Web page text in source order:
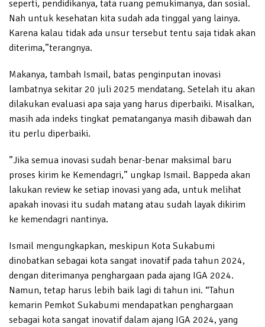
seperti, pendidikanya, tata ruang pemukimanya, dan sosial.
Nah untuk kesehatan kita sudah ada tinggal yang lainya.
Karena kalau tidak ada unsur tersebut tentu saja tidak akan
diterima,”terangnya.
Makanya, tambah Ismail, batas penginputan inovasi
lambatnya sekitar 20 juli 2025 mendatang. Setelah itu akan
dilakukan evaluasi apa saja yang harus diperbaiki. Misalkan,
masih ada indeks tingkat pematanganya masih dibawah dan
itu perlu diperbaiki.
”Jika semua inovasi sudah benar-benar maksimal baru
proses kirim ke Kemendagri,” ungkap Ismail. Bappeda akan
lakukan review ke setiap inovasi yang ada, untuk melihat
apakah inovasi itu sudah matang atau sudah layak dikirim
ke kemendagri nantinya.
Ismail mengungkapkan, meskipun Kota Sukabumi
dinobatkan sebagai kota sangat inovatif pada tahun 2024,
dengan diterimanya penghargaan pada ajang IGA 2024.
Namun, tetap harus lebih baik lagi di tahun ini. “Tahun
kemarin Pemkot Sukabumi mendapatkan penghargaan
sebagai kota sangat inovatif dalam ajang IGA 2024, yang